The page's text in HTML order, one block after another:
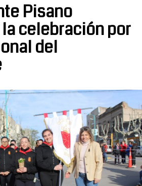
Pisano
celebración por
del